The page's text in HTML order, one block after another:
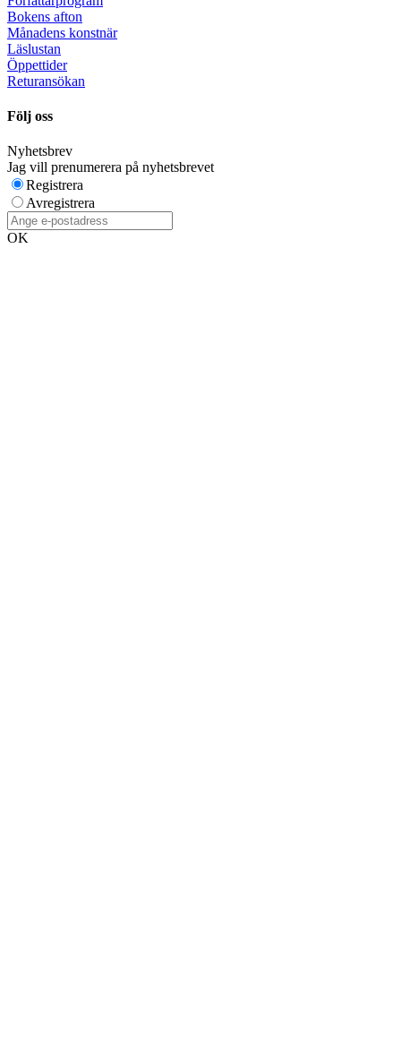
Bokens afton
Månadens konstnär
Läslustan
Öppettider
Returansökan
Följ oss
Nyhetsbrev
Jag vill prenumerera på nyhetsbrevet
Registrera
Avregistrera
OK